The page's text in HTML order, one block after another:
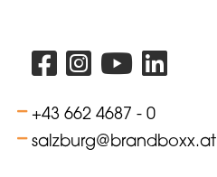
+43 662 4687 - 0
salzburg@brandboxx.at